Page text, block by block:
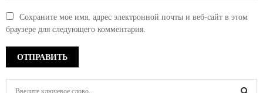
Сохраните мое имя, адрес электронной почты и веб-сайт в этом
браузере для следующего комментария.